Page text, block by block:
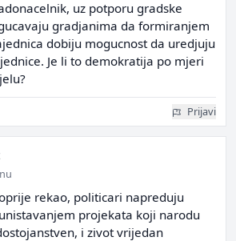
uz potporu gradske
gradjanima da formiranjem
dobiju mogucnost da uredjuju
Je li to demokratija po mjeri
Prijavi
rekao, politicari napreduju
projekata koji narodu
i zivot vrijedan